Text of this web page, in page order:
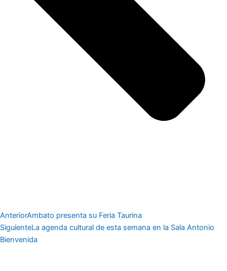
AnteriorAmbato presenta su Feria Taurina
SiguienteLa agenda cultural de esta semana en la Sala Antonio
Bienvenida